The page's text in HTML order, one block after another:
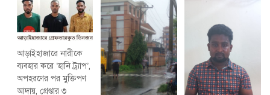
আড়াইহাজারে নারীকে
ব্যবহার করে ‘হানি ট্র্যাপ’,
অপহরণের পর মুক্তিপণ
আদায়, গ্রেপ্তার ৩